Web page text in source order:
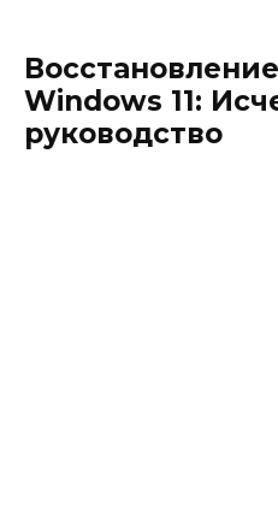
Windows 11:
руководство